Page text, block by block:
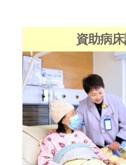
慈惠安寧療護
夾心階層安寧療